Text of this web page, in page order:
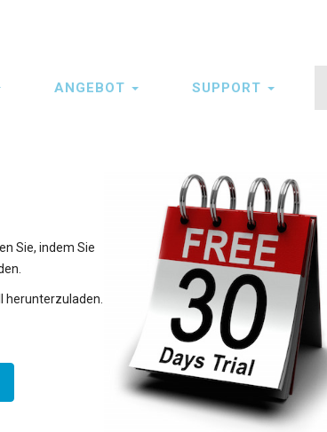
ANGEBOT SUPPORT
Sie, indem Sie
herunterzuladen.